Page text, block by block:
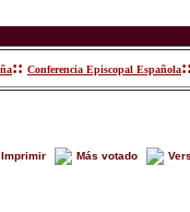
:: Conferencia Episcopal Española
Imprimir Más votado